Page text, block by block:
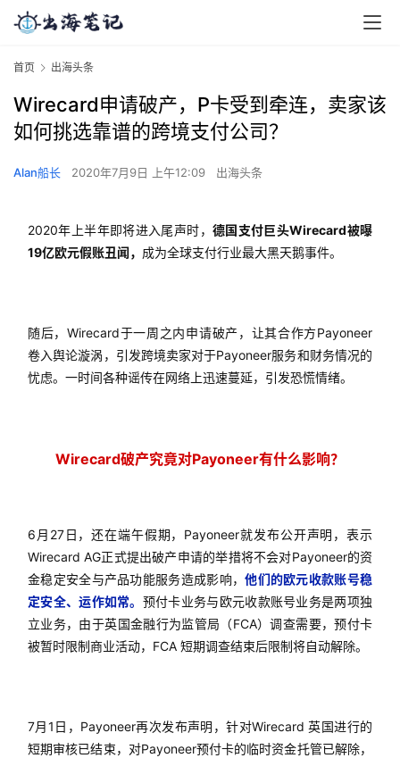
首页 出海头条
Wirecard申请破产，P卡受到牵连，卖家该
如何挑选靠谱的跨境支付公司？
Alan船长 2020年7月9日 上午12:09 出海头条
2020年上半年即将进入尾声时， 德国支付巨头Wirecard被曝
19亿欧元假账丑闻， 成为全球支付行业最大黑天鹅事件。
随后，Wirecard于一周之内申请破产，让其合作方Payoneer
卷入舆论漩涡，引发跨境卖家对于Payoneer服务和财务情况的
忧虑。一时间各种谣传在网络上迅速蔓延，引发恐慌情绪。
Wirecard破产究竟对Payoneer有什么影响？
6月27日，还在端午假期，Payoneer就发布公开声明，表示
Wirecard AG正式提出破产申请的举措将不会对Payoneer的资
金稳定安全与产品功能服务造成影响，他们的欧元收款账号稳
定安全、运作如常。 预付卡业务与欧元收款账号业务是两项独
立业务，由于英国金融行为监管局（FCA）调查需要，预付卡
被暂时限制商业活动，FCA 短期调查结束后限制将自动解除。
7月1日，Payoneer再次发布声明，针对Wirecard 英国进行的
短期审核已结束，对Payoneer预付卡的临时资金托管已解除，